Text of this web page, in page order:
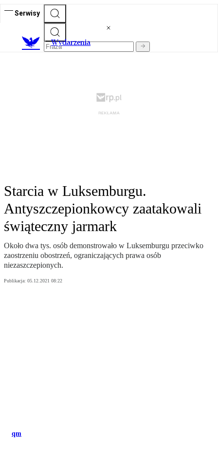
Serwisy
Wydarzenia
Starcia w Luksemburgu.
Antyszczepionkowcy zaatakowali
świąteczny jarmark
Około dwa tys. osób demonstrowało w Luksemburgu przeciwko
zaostrzeniu obostrzeń, ograniczających prawa osób
niezaszczepionych.
Publikacja: 05.12.2021 08:22
qm